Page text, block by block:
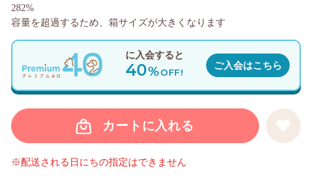
カートに入れる
※配送される日にちの指定はできません
に入会すると
40%OFF!
ご入会はこちら
282%
容量を超過するため、箱サイズが大きくなります